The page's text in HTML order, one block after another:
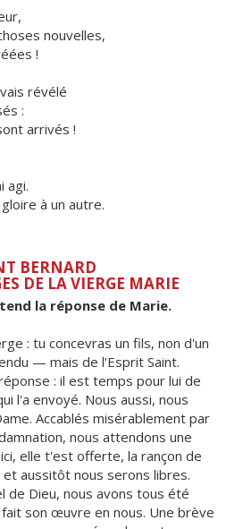
nouvelles,
!
révélé
:
arrivés !
agi.
à un autre.
BERNARD
DE LA VIERGE MARIE
la réponse de Marie.
: tu concevras un fils, non d'un
— mais de l'Esprit Saint.
: il est temps pour lui de
l'a envoyé. Nous aussi, nous
Accablés misérablement par
nous attendons une
elle t'est offerte, la rançon de
aussitôt nous serons libres.
de Dieu, nous avons tous été
son œuvre en nous. Une brève